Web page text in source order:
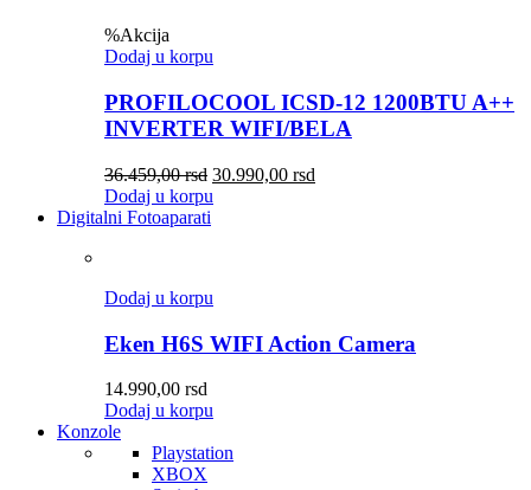
%Akcija
Dodaj u korpu
PROFILOCOOL ICSD-12 1200BTU A++
INVERTER WIFI/BELA
36.459,00rsd 30.990,00 rsd
Dodaj u korpu
Digitalni Fotoaparati
Dodaj u korpu
Eken H6S WIFI Action Camera
14.990,00 rsd
Dodaj u korpu
Konzole
Playstation
XBOX